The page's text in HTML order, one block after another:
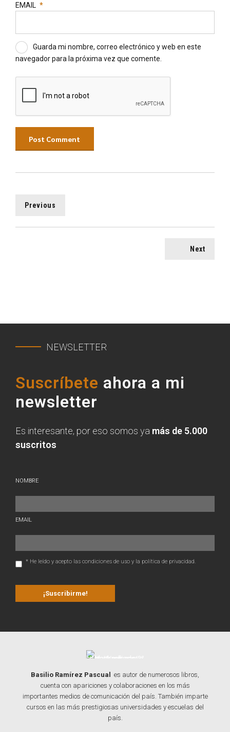
EMAIL *
Guarda mi nombre, correo electrónico y web en este
navegador para la próxima vez que comente.
Post Comment
Previous
Next
NEWSLETTER
Suscríbete ahora a mi
newsletter
Es interesante, por eso somos ya más de 5.000
suscritos
NOMBRE
EMAIL
* He leído y acepto las condiciones de uso y la política de privacidad.
Basilio Ramírez Pascual es autor de numerosos libros,
cuenta con apariciones y colaboraciones en los más
importantes medios de comunicación del país. También imparte
cursos en las más prestigiosas universidades y escuelas del
país.